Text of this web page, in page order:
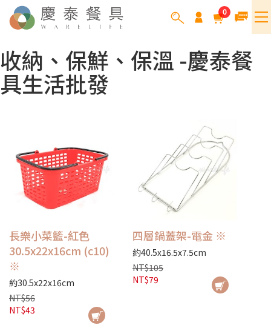
0
收納、保鮮、保溫 -慶泰餐
具生活批發
長樂小菜籃-紅色
30.5x22x16cm (c10)
※
約30.5x22x16cm
NT$56
NT$43
四層鍋蓋架-電金 ※
約40.5x16.5x7.5cm
NT$105
NT$79